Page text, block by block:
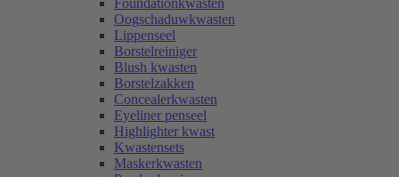
Foundationkwasten
Oogschaduwkwasten
Lippenseel
Borstelreiniger
Blush kwasten
Borstelzakken
Concealerkwasten
Eyeliner penseel
Highlighter kwast
Kwastensets
Maskerkwasten